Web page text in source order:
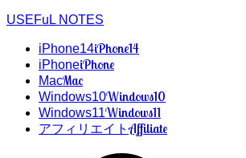
USEFuL NOTES
iPhone14iPhone14
iPhoneiPhone
MacMac
Windows10Windows10
Windows11Windows11
アフィリエイトAffiliate